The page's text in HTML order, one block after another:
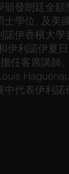
發朗廷全
學位, 及美
伊香檳大
伊利諾伊夏
任客席講師
代表伊利